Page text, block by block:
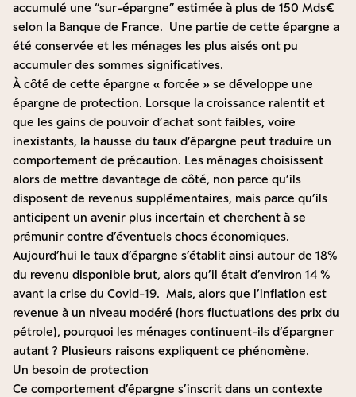
accumulé une “sur-épargne” estimée à plus de 150 Mds€
selon la Banque de France. Une partie de cette épargne a
été conservée et les ménages les plus aisés ont pu
accumuler des sommes significatives.
À côté de cette épargne « forcée » se développe une
épargne de protection. Lorsque la croissance ralentit et
que les gains de pouvoir d’achat sont faibles, voire
inexistants, la hausse du taux d’épargne peut traduire un
comportement de précaution. Les ménages choisissent
alors de mettre davantage de côté, non parce qu’ils
disposent de revenus supplémentaires, mais parce qu’ils
anticipent un avenir plus incertain et cherchent à se
prémunir contre d’éventuels chocs économiques.
Aujourd’hui le taux d’épargne s’établit ainsi autour de 18%
du revenu disponible brut, alors qu’il était d’environ 14 %
avant la crise du Covid-19. Mais, alors que l’inflation est
revenue à un niveau modéré (hors fluctuations des prix du
pétrole), pourquoi les ménages continuent-ils d’épargner
autant ? Plusieurs raisons expliquent ce phénomène.
Un besoin de protection
Ce comportement d’épargne s’inscrit dans un contexte